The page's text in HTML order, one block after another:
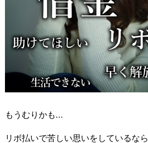
もうむりかも...
リボ払いで苦しい思いをしているなら